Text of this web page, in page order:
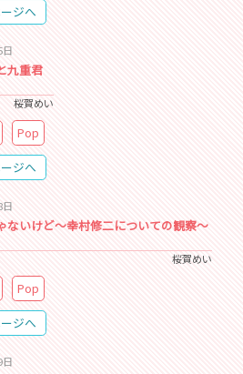
ジへ
九重君
桜賀めい
Pop
ジへ
ないけど～幸村修二についての観察～
桜賀めい
Pop
ジへ